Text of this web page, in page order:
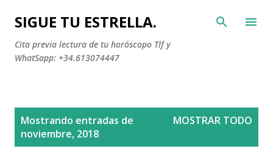
Ir al contenido principal
SIGUE TU ESTRELLA.
Cita previa lectura de tu horóscopo Tlf y
WhatSapp: +34.613074447
Mostrando entradas de
noviembre, 2018
MOSTRAR TODO